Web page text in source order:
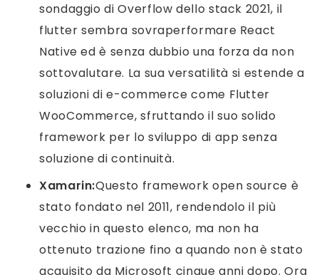
sondaggio di Overflow dello stack 2021, il
flutter sembra sovraperformare React
Native ed è senza dubbio una forza da non
sottovalutare. La sua versatilità si estende a
soluzioni di e-commerce come Flutter
WooCommerce, sfruttando il suo solido
framework per lo sviluppo di app senza
soluzione di continuità.
Xamarin:Questo framework open source è
stato fondato nel 2011, rendendolo il più
vecchio in questo elenco, ma non ha
ottenuto trazione fino a quando non è stato
acquisito da Microsoft cinque anni dopo. Ora